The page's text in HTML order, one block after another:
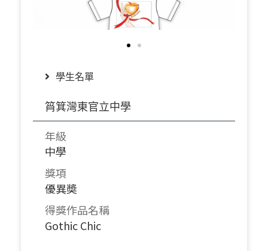
學生名單
筲箕灣東官立中學
年級
中學
獎項
優異奬
得獎作品名稱
Gothic Chic